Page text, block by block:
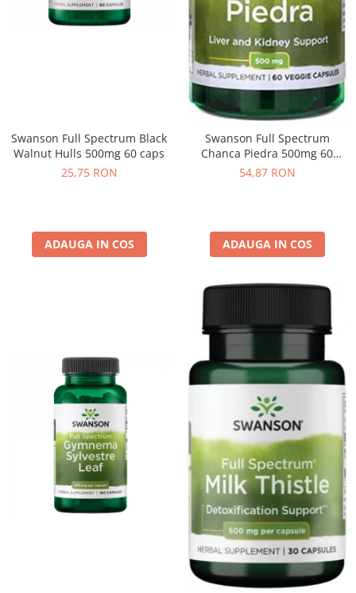
Swanson Full Spectrum Black
Walnut Hulls 500mg 60 caps
25,75 RON
ADAUGA IN COS
Swanson Full Spectrum
Chanca Piedra 500mg 60
vcaps
54,87 RON
ADAUGA IN COS